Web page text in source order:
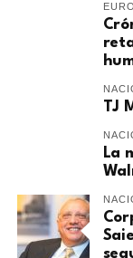
TJ
La